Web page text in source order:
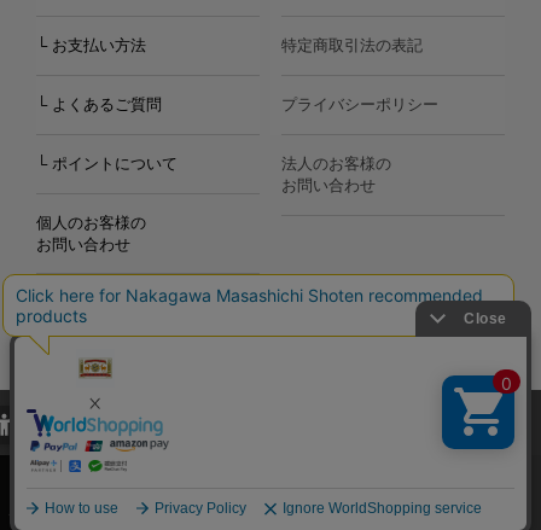
└ お支払い方法
└ よくあるご質問
└ ポイントについて
個人のお客様の
お問い合わせ
特定商取引法の表記
プライバシーポリシー
法人のお客様の
お問い合わせ
Copyright©2000-2026
Nakagawa Masashichi Shoten All Rights Reserved.
当サイトでは、当サイト内における閲覧履歴・属性情報などの取得およ
び利便性向上のためにクッキー（Cookie）を使用いたします。詳細に
関しては「プライバシーポリシー
承諾する